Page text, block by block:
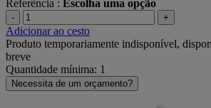
Referência : Escolha uma opção
- +
Adicionar ao cesto
Produto temporariamente indisponível,
breve
Quantidade mínima: 1
Necessita de um orçamento?